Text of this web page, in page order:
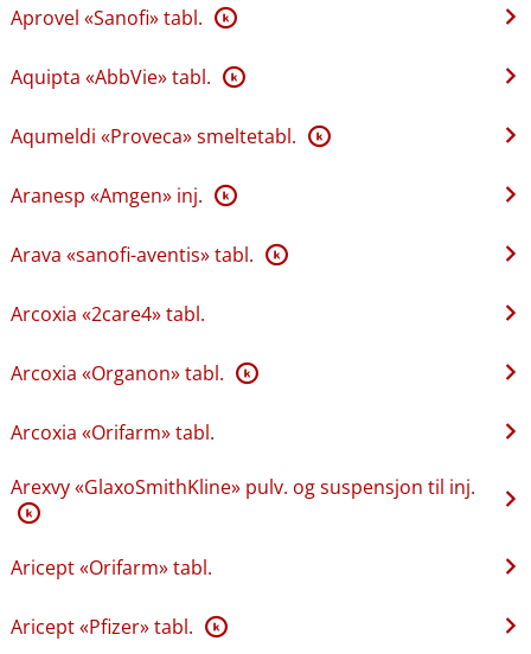
Aprovel «Sanofi» tabl. K
Aquipta «AbbVie» tabl. K
Aqumeldi «Proveca» smeltetabl. K
Aranesp «Amgen» inj. K
Arava «sanofi-aventis» tabl. K
Arcoxia «2care4» tabl.
Arcoxia «Organon» tabl. K
Arcoxia «Orifarm» tabl.
Arexvy «GlaxoSmithKline» pulv. og suspensjon til inj.
K
Aricept «Orifarm» tabl.
Aricept «Pfizer» tabl. K